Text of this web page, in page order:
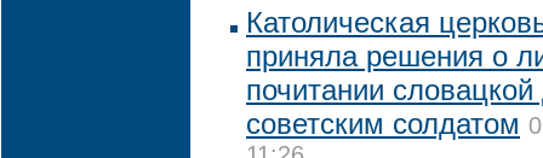
Католическая
приняла решения о
почитании
советским солдатом